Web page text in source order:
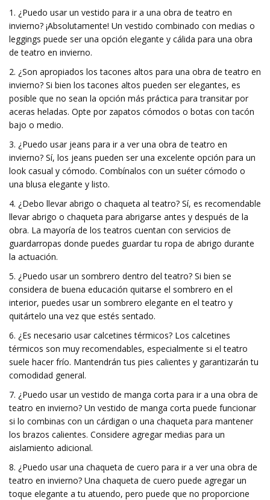
1. ¿Puedo usar un vestido para ir a una obra de teatro en
invierno? ¡Absolutamente! Un vestido combinado con medias o
leggings puede ser una opción elegante y cálida para una obra
de teatro en invierno.
2. ¿Son apropiados los tacones altos para una obra de teatro en
invierno? Si bien los tacones altos pueden ser elegantes, es
posible que no sean la opción más práctica para transitar por
aceras heladas. Opte por zapatos cómodos o botas con tacón
bajo o medio.
3. ¿Puedo usar jeans para ir a ver una obra de teatro en
invierno? Sí, los jeans pueden ser una excelente opción para un
look casual y cómodo. Combínalos con un suéter cómodo o
una blusa elegante y listo.
4. ¿Debo llevar abrigo o chaqueta al teatro? Sí, es recomendable
llevar abrigo o chaqueta para abrigarse antes y después de la
obra. La mayoría de los teatros cuentan con servicios de
guardarropas donde puedes guardar tu ropa de abrigo durante
la actuación.
5. ¿Puedo usar un sombrero dentro del teatro? Si bien se
considera de buena educación quitarse el sombrero en el
interior, puedes usar un sombrero elegante en el teatro y
quitártelo una vez que estés sentado.
6. ¿Es necesario usar calcetines térmicos? Los calcetines
térmicos son muy recomendables, especialmente si el teatro
suele hacer frío. Mantendrán tus pies calientes y garantizarán tu
comodidad general.
7. ¿Puedo usar un vestido de manga corta para ir a una obra de
teatro en invierno? Un vestido de manga corta puede funcionar
si lo combinas con un cárdigan o una chaqueta para mantener
los brazos calientes. Considere agregar medias para un
aislamiento adicional.
8. ¿Puedo usar una chaqueta de cuero para ir a ver una obra de
teatro en invierno? Una chaqueta de cuero puede agregar un
toque elegante a tu atuendo, pero puede que no proporcione